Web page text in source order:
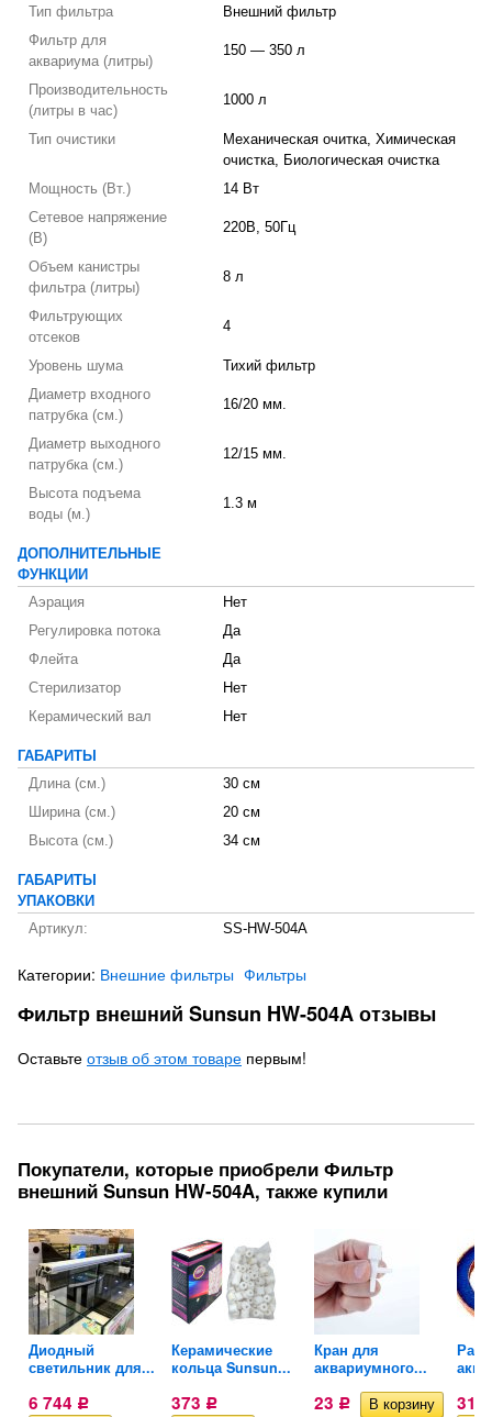
Тип фильтра
Внешний фильтр
Фильтр для
аквариума (литры)
150 — 350 л
Производительность
(литры в час)
1000 л
Тип очистики
Механическая очитка, Химическая
очистка, Биологическая очистка
Мощность (Вт.)
14 Вт
Сетевое напряжение
(В)
220В, 50Гц
Объем канистры
фильтра (литры)
8 л
Фильтрующих
отсеков
4
Уровень шума
Тихий фильтр
Диаметр входного
патрубка (см.)
16/20 мм.
Диаметр выходного
патрубка (см.)
12/15 мм.
Высота подъема
воды (м.)
1.3 м
ДОПОЛНИТЕЛЬНЫЕ
ФУНКЦИИ
Аэрация
Нет
Регулировка потока
Да
Флейта
Да
Стерилизатор
Нет
Керамический вал
Нет
ГАБАРИТЫ
Длина (см.)
30 см
Ширина (см.)
20 см
Высота (см.)
34 см
ГАБАРИТЫ
УПАКОВКИ
Артикул:
SS-HW-504A
Категории: Внешние фильтры Фильтры
Фильтр внешний Sunsun HW-504A отзывы
Оставьте отзыв об этом товаре первым!
Покупатели, которые приобрели Фильтр
внешний Sunsun HW-504A, также купили
Диодный
светильник для...
6 744 Р
Керамические
кольца Sunsun...
373 Р
Кран для
аквариумного...
23 Р 317